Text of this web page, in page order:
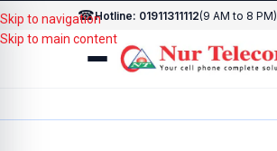
☎Hotline: 01911311112(9 AM to 8 PM)
Skip to navigation
Skip to main content